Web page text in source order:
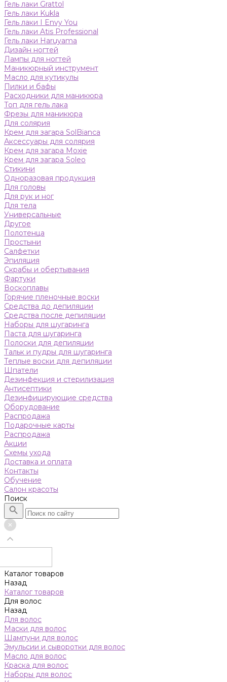
Гель лаки Grattol
Гель лаки Kukla
Гель лаки I Envy You
Гель лаки Atis Professional
Гель лаки Haruyama
Дизайн ногтей
Лампы для ногтей
Маникюрный инструмент
Масло для кутикулы
Пилки и бафы
Расходники для маникюра
Топ для гель лака
Фрезы для маникюра
Для солярия
Крем для загара SolBianca
Аксессуары для солярия
Крем для загара Moxie
Крем для загара Soleo
Стикини
Одноразовая продукция
Для головы
Для рук и ног
Для тела
Универсальные
Другое
Полотенца
Простыни
Салфетки
Эпиляция
Скрабы и обертывания
Фартуки
Воскоплавы
Горячие пленочные воски
Средства до депиляции
Средства после депиляции
Наборы для шугаринга
Паста для шугаринга
Полоски для депиляции
Тальк и пудры для шугаринга
Теплые воски для депиляции
Шпатели
Дезинфекция и стерилизация
Антисептики
Дезинфицирующие средства
Оборудование
Распродажа
Подарочные карты
Распродажа
Акции
Схемы ухода
Доставка и оплата
Контакты
Обучение
Салон красоты
Поиск
Каталог товаров
Назад
Каталог товаров
Для волос
Назад
Для волос
Маски для волос
Шампуни для волос
Эмульсии и сыворотки для волос
Масло для волос
Краска для волос
Наборы для волос